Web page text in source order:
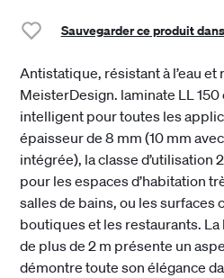
Sauvegarder ce produit
Antistatique, résistant à l’eau et
MeisterDesign. laminate LL
intelligent pour toutes les
épaisseur de 8 mm (10 mm
intégrée), la classe d’utilisation
pour les espaces d’habitation
salles de bains, ou les
boutiques et les restaurants. La
de plus de 2 m présente un
démontre toute son élégance